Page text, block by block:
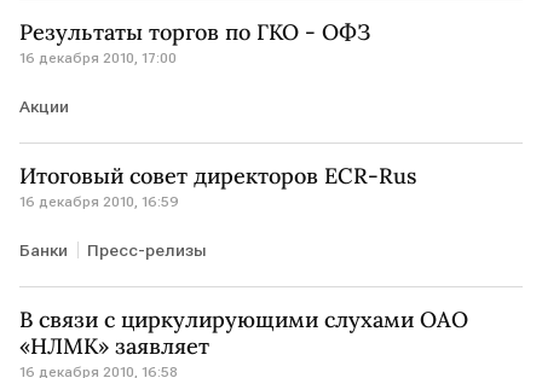
Результаты торгов по ГКО - ОФЗ
16 декабря 2010, 17:00
Акции
Итоговый совет директоров ECR-Rus
16 декабря 2010, 16:59
Банки Пресс-релизы
В связи с циркулирующими слухами ОАО
«НЛМК» заявляет
16 декабря 2010, 16:58